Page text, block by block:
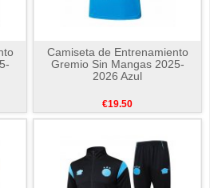
Camiseta de Entrenamiento
Gremio Sin Mangas 2025-
2026 Azul
€19.50